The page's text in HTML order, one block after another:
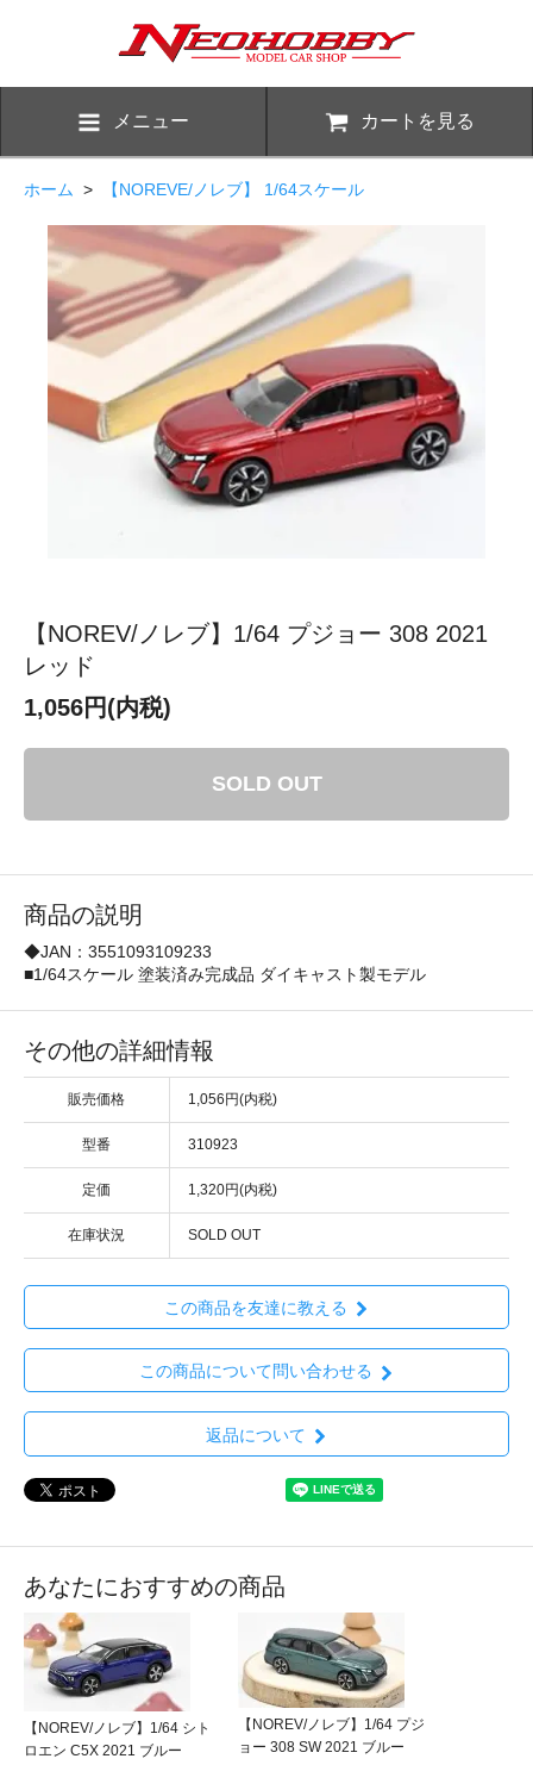
メニュー カートを見る
ホーム > 【NOREVE/ノレブ】 1/64スケール
【NOREV/ノレブ】1/64 プジョー 308 2021
レッド
1,056円(内税)
SOLD OUT
商品の説明
◆JAN：3551093109233
■1/64スケール 塗装済み完成品 ダイキャスト製モデル
その他の詳細情報
販売価格 1,056円(内税)
型番 310923
定価 1,320円(内税)
在庫状況 SOLD OUT
この商品を友達に教える
この商品について問い合わせる
返品について
あなたにおすすめの商品
【NOREV/ノレブ】1/64 シト
ロエン C5X 2021 ブルー
【NOREV/ノレブ】1/64 プジ
ョー 308 SW 2021 ブルー